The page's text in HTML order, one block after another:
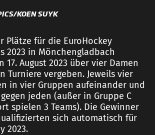
KOEN SUYK
Plätze für die EuroHockey
2023 in Mönchengladbach
17. August 2023 über vier Damen
Turniere vergeben. Jeweils vier
in vier Gruppen aufeinander und
jeden (außer in Gruppe C
spielen 3 Teams). Die Gewinner
sich automatisch für
2023.